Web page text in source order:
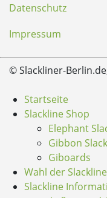
Datenschutz
Impressum
© Slackliner-
Startseite
Slackline Shop
Elephant
Gibbon
Giboards
Wahl der Slackline
Slackline